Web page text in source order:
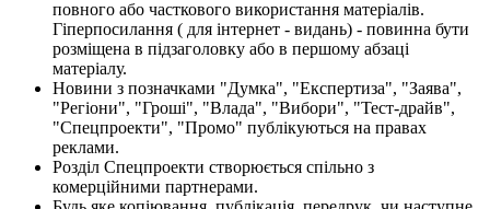
повного або часткового використання матеріалів.
Гіперпосилання ( для інтернет - видань) - повинна бути
розміщена в підзаголовку або в першому абзаці
матеріалу.
Новини з позначками "Думка", "Експертиза", "Заява",
"Регіони", "Гроші", "Влада", "Вибори", "Тест-драйв",
"Спецпроекти", "Промо" публікуються на правах
реклами.
Розділ Спецпроекти створюється спільно з
комерційними партнерами.